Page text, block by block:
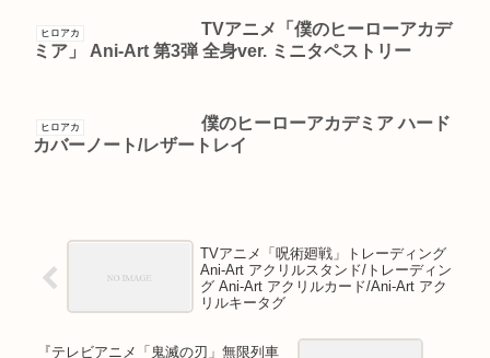
ヒロアカ
TVアニメ「僕のヒーローアカデ
ミア」 Ani-Art 第3弾 全身ver. ミニタペストリー
ヒロアカ
僕のヒーローアカデミア ハード
カバーノート/レザートレイ
TVアニメ「呪術廻戦」トレーディング
Ani-Art アクリルスタンド/トレーディン
グ Ani-Art アクリルカード/Ani-Art アク
リルキータグ
『テレビアニメ「鬼滅の刃」無限列車